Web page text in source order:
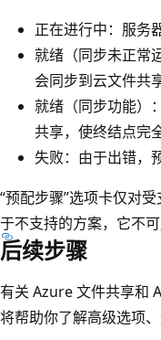
正在进行中：服务
就绪（同步未正常
会同步到云文件共享
就绪（同步功能）
共享，使终结点完
失败：由于出错，
“预配步骤”选项卡仅对
于不支持的方案，它不可
后续步骤
有关 Azure 文件共享和
将帮助你了解高级选项